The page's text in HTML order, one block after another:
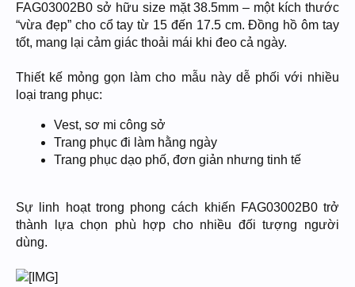
FAG03002B0 sở hữu size mặt 38.5mm – một kích thước
“vừa đẹp” cho cổ tay từ 15 đến 17.5 cm. Đồng hồ ôm tay
tốt, mang lại cảm giác thoải mái khi đeo cả ngày.
Thiết kế mỏng gọn làm cho mẫu này dễ phối với nhiều
loại trang phục:
Vest, sơ mi công sở
Trang phục đi làm hằng ngày
Trang phục dạo phố, đơn giản nhưng tinh tế
Sự linh hoạt trong phong cách khiến FAG03002B0 trở
thành lựa chọn phù hợp cho nhiều đối tượng người
dùng.